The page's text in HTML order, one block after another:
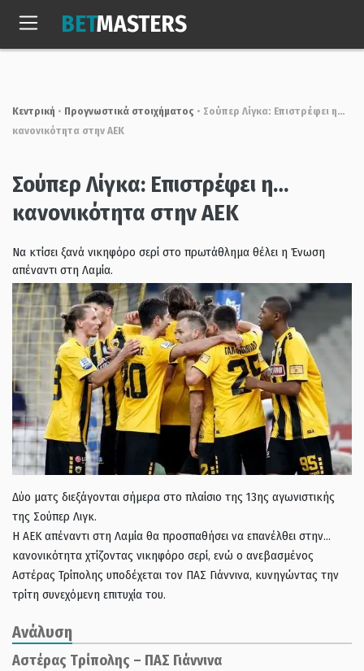
Δευτ, 10 Αυγ. 2026
BETMASTERS
Κεντρική • Προγνωστικά στοιχήματος • Σούπερ Λίγκα: Επιστρέφει η…
κανονικότητα στην ΑΕΚ
Σούπερ Λίγκα: Επιστρέφει η…
κανονικότητα στην ΑΕΚ
Nα κτίσει ξανά νικηφόρο σερί στο πρωτάθλημα θέλει η Ένωση
απέναντι στη Λαμία.
Δύο ματς διεξάγονται σήμερα στο πλαίσιο της 13ης αγωνιστικής
της Σούπερ Λιγκ.
Η ΑΕΚ απέναντι στη Λαμία θα προσπαθήσει να επανέλθει στην…
κανονικότητα χτίζοντας νικηφόρο σερί, ενώ ο ανεβασμένος
Αστέρας Τρίπολης υποδέχεται τον ΠΑΣ Γιάννινα, κυνηγώντας την
τρίτη συνεχόμενη επιτυχία του.
Ανάλυση
Αστέρας Tρίπολης – ΠΑΣ Γιάννινα